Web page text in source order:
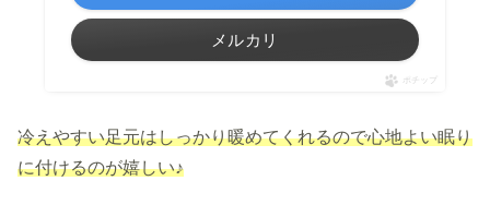
メルカリ
ポチップ
冷えやすい足元はしっかり暖めてくれるので心地よい眠り
に付けるのが嬉しい♪